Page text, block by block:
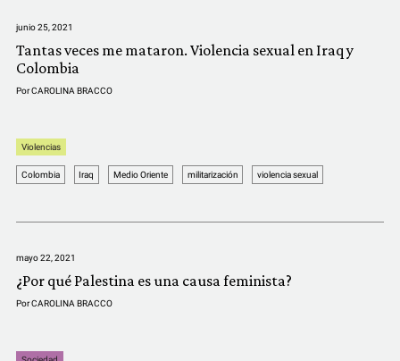
junio 25, 2021
Tantas veces me mataron. Violencia sexual en Iraq y
Colombia
PorCAROLINA BRACCO
Violencias
Colombia Iraq Medio Oriente militarización violencia sexual
mayo 22, 2021
¿Por qué Palestina es una causa feminista?
PorCAROLINA BRACCO